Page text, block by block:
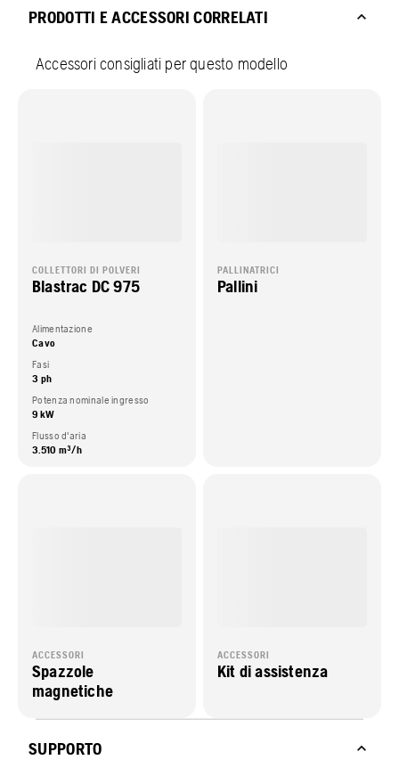
PRODOTTI E ACCESSORI CORRELATI
Accessori consigliati per questo modello
COLLETTORI DI POLVERI
Blastrac DC 975
Alimentazione
Cavo
Fasi
3 ph
Potenza nominale ingresso
9 kW
Flusso d'aria
3.510 m³/h
PALLINATRICI
Pallini
ACCESSORI
Spazzole
magnetiche
ACCESSORI
Kit di assistenza
SUPPORTO